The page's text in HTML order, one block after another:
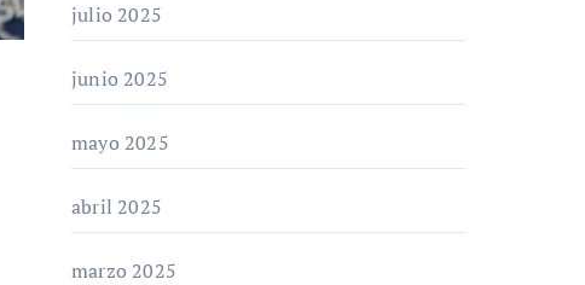
julio 2025
junio 2025
mayo 2025
abril 2025
marzo 2025